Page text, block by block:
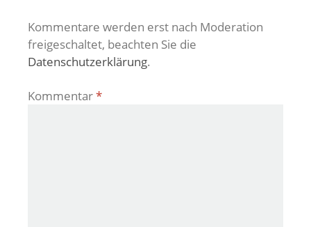
Kommentare werden erst nach Moderation
freigeschaltet, beachten Sie die
Datenschutzerklärung.
Kommentar*